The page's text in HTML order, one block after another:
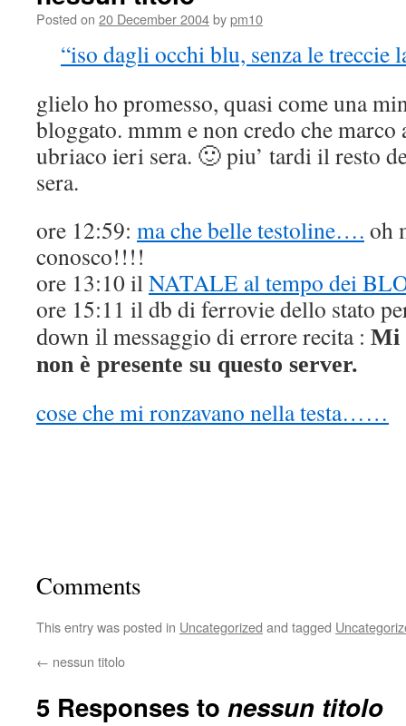
Posted on 20 December 2004bypm10
“iso dagli occhi blu, senza le treccie
glielo ho promesso, quasi come una
bloggato. mmm e non credo che marco
ubriaco ieri sera. 🙂 piu’ tardi il resto
sera.
ore 12:59: ma che belle testoline…. oh
conosco!!!!
ore 13:10 ilNATALE al tempo dei
ore 15:11 il db di ferrovie dello stato
down il messaggio di errore recita : Mi
non è presente su questo server.
cose che mi ronzavano nella testa……
Comments
This entry was posted in Uncategorized and tagged
← nessun titolo
5 Responses to nessun titolo